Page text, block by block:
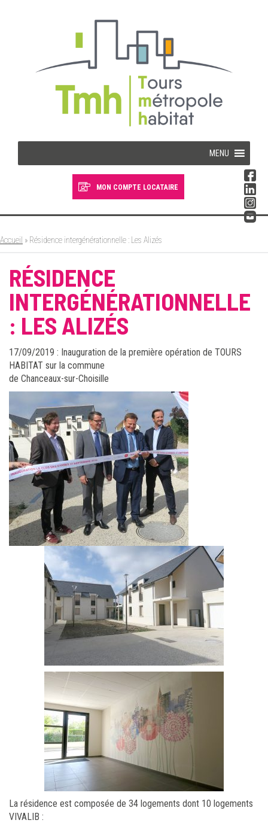
MENU
MON COMPTE LOCATAIRE
Je suis locataire
Accueil » Résidence intergénérationnelle : Les Alizés
RÉSIDENCE
INTERGÉNÉRATIONNELLE
: LES ALIZÉS
17/09/2019 : Inauguration de la première opération de TOURS
HABITAT sur la commune
de Chanceaux-sur-Choisille
La résidence est composée de 34 logements dont 10 logements
VIVALIB :